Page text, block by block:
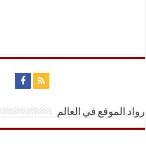
رواد الموقع في العالم